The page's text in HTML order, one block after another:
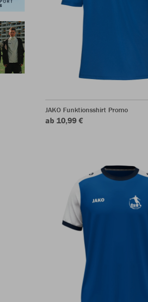
JAKO Funktionsshirt Promo
ab 10,99 €